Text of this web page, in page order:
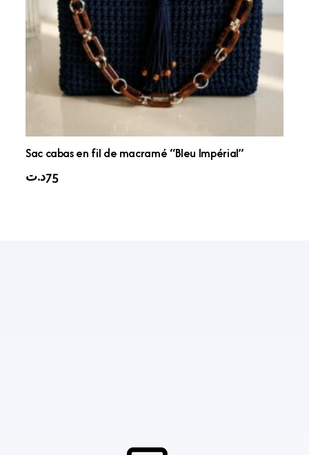
Sac cabas en fil de macramé “Bleu Impérial”
75د.ت